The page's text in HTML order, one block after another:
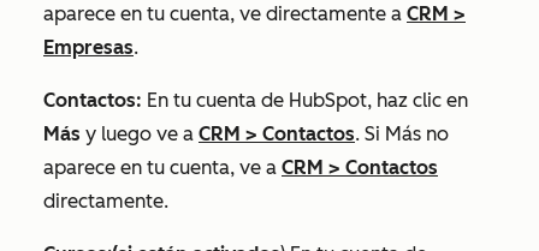
aparece en tu cuenta, ve directamente a CRM >
Empresas.
Contactos: En tu cuenta de HubSpot, haz clic en
Más y luego ve a CRM > Contactos. Si Más no
aparece en tu cuenta, ve a CRM > Contactos
directamente.